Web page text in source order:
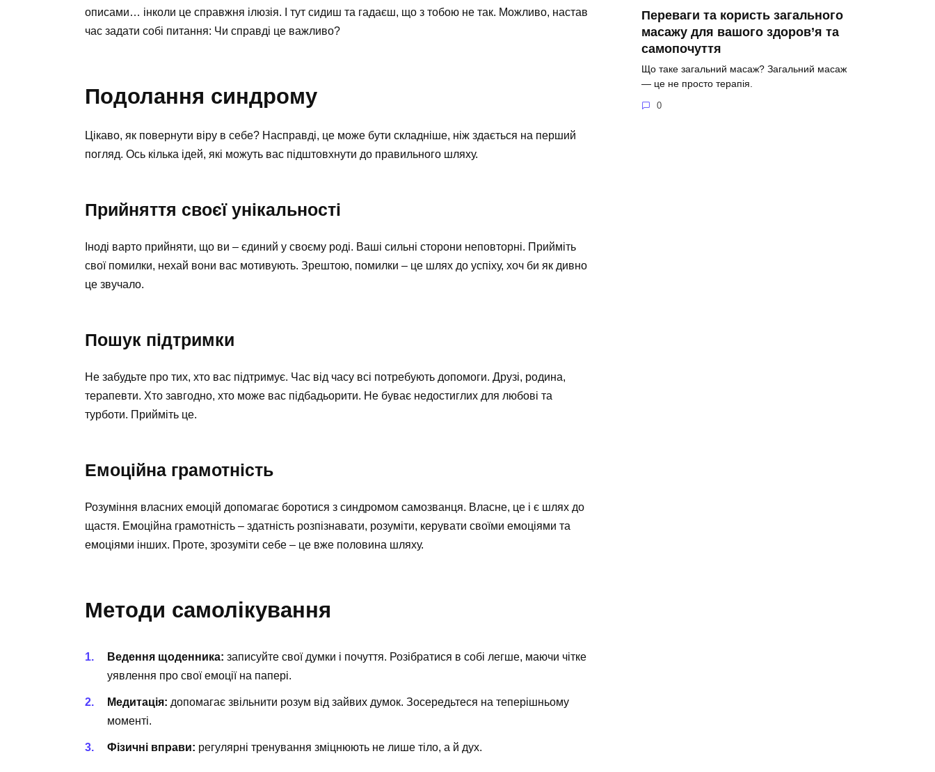
описами… інколи це справжня ілюзія. І тут сидиш та гадаєш, що з тобою не так. Можливо, настав
час задати собі питання: Чи справді це важливо?
Подолання синдрому
Цікаво, як повернути віру в себе? Насправді, це може бути складніше, ніж здається на перший
погляд. Ось кілька ідей, які можуть вас підштовхнути до правильного шляху.
Прийняття своєї унікальності
Іноді варто прийняти, що ви – єдиний у своєму роді. Ваші сильні сторони неповторні. Прийміть
свої помилки, нехай вони вас мотивують. Зрештою, помилки – це шлях до успіху, хоч би як дивно
це звучало.
Пошук підтримки
Не забудьте про тих, хто вас підтримує. Час від часу всі потребують допомоги. Друзі, родина,
терапевти. Хто завгодно, хто може вас підбадьорити. Не буває недостиглих для любові та
турботи. Прийміть це.
Емоційна грамотність
Розуміння власних емоцій допомагає боротися з синдромом самозванця. Власне, це і є шлях до
щастя. Емоційна грамотність – здатність розпізнавати, розуміти, керувати своїми емоціями та
емоціями інших. Проте, зрозуміти себе – це вже половина шляху.
Методи самолікування
Ведення щоденника: записуйте свої думки і почуття. Розібратися в собі легше, маючи чітке
уявлення про свої емоції на папері.
Медитація: допомагає звільнити розум від зайвих думок. Зосередьтеся на теперішньому
моменті.
Фізичні вправи: регулярні тренування зміцнюють не лише тіло, а й дух.
Переваги та користь загального
масажу для вашого здоров’я та
самопочуття
Що таке загальний масаж? Загальний масаж
— це не просто терапія.
0